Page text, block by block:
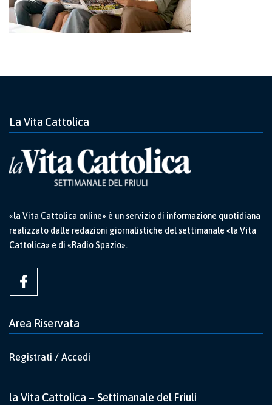
La Vita Cattolica
«la Vita Cattolica online» è un servizio di informazione quotidiana
realizzato dalle redazioni giornalistiche del settimanale «la Vita
Cattolica» e di «Radio Spazio».
Area Riservata
Registrati / Accedi
la Vita Cattolica – Settimanale del Friuli